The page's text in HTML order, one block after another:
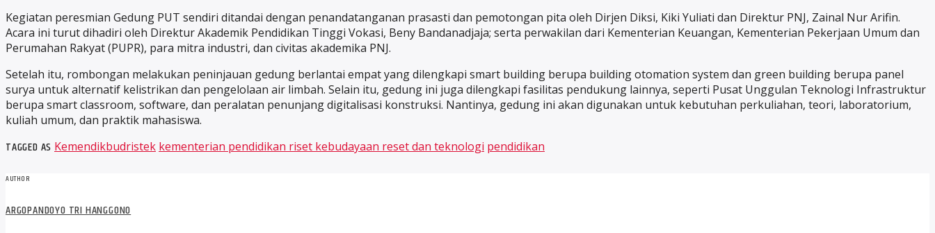
Kegiatan peresmian Gedung PUT sendiri ditandai dengan penandatanganan prasasti dan pemotongan pita oleh Dirjen Diksi, Kiki Yuliati dan Direktur PNJ, Zainal Nur Arifin.
Acara ini turut dihadiri oleh Direktur Akademik Pendidikan Tinggi Vokasi, Beny Bandanadjaja; serta perwakilan dari Kementerian Keuangan, Kementerian Pekerjaan Umum dan
Perumahan Rakyat (PUPR), para mitra industri, dan civitas akademika PNJ.
Setelah itu, rombongan melakukan peninjauan gedung berlantai empat yang dilengkapi smart building berupa building otomation system dan green building berupa panel
surya untuk alternatif kelistrikan dan pengelolaan air limbah. Selain itu, gedung ini juga dilengkapi fasilitas pendukung lainnya, seperti Pusat Unggulan Teknologi Infrastruktur
berupa smart classroom, software, dan peralatan penunjang digitalisasi konstruksi. Nantinya, gedung ini akan digunakan untuk kebutuhan perkuliahan, teori, laboratorium,
kuliah umum, dan praktik mahasiswa.
TAGGED AS Kemendikbudristek kementerian pendidikan riset kebudayaan reset dan teknologi pendidikan
AUTHOR
ARGOPANDOYO TRI HANGGONO